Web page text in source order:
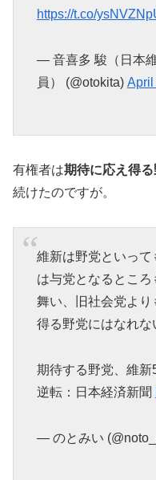
https://t.co/
— 音喜多 駿（日本
員） (@otokita) April
有権者は期待に応え得
続けたのですが。
維新は野党といっ
は与党となるとこ
舞い、旧社会党より
得る野党にはなれな
期待する野党、維
逆転：日本経済新聞
— のとみい